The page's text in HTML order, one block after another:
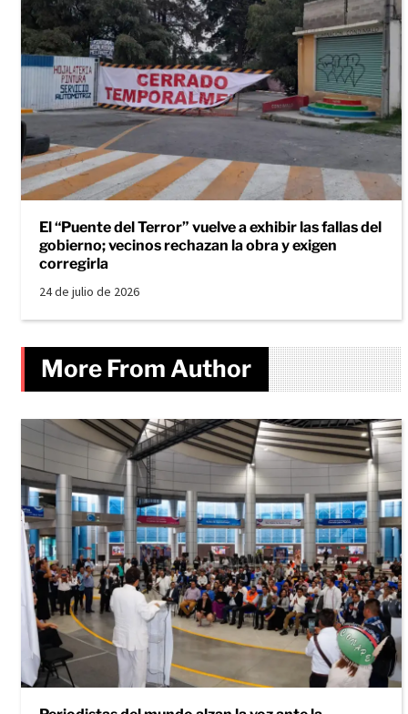
El “Puente del Terror” vuelve a exhibir las fallas del
gobierno; vecinos rechazan la obra y exigen
corregirla
24 de julio de 2026
More From Author